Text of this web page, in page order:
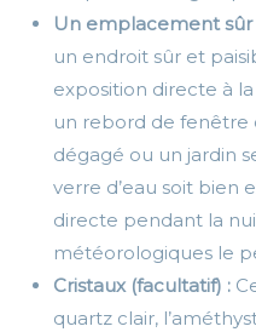
Un emplacement
un endroit sûr et
exposition directe à
un rebord de fenêtre
dégagé ou un jardin
verre d’eau soit bien
directe pendant la
météorologiques le
Cristaux (facultatif) :
quartz clair,